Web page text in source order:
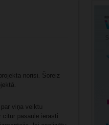
norisi. Šoreiz
viņa veiktu
citur pasaulē ierasti